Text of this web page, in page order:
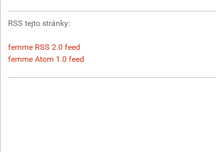
RSS tejto stránky:
femme RSS 2.0 feed
femme Atom 1.0 feed